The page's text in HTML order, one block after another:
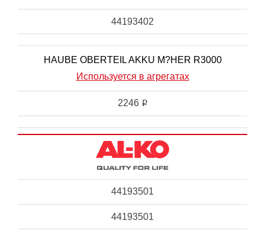
44193402
HAUBE OBERTEIL AKKU M?HER R3000
Используется в агрегатах
2246 i
44193501
44193501